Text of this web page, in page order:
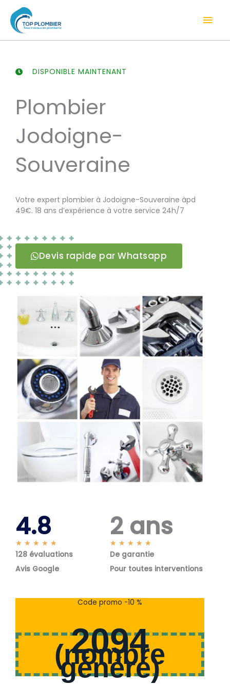
contenu
DISPONIBLE MAINTENANT
Plombier
Jodoigne-
Souveraine
Votre expert plombier à Jodoigne-Souveraine àpd
49€. 18 ans d’expérience à votre service 24h/7
Devis rapide par Whatsapp
4.8
★ ★ ★ ★ ★
o
s
128 évaluations
Avis Google
2 ans
★ ★ ★ ★ ★
o
s
De garantie
Pour toutes interventions
Code promo -10 %
2094
(nombre
généré)